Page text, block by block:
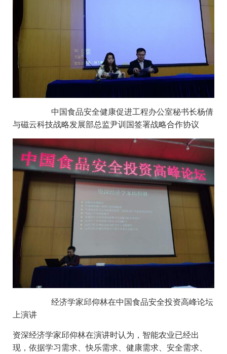
中国食品安全健康促进工程办公室秘书长杨倩
与磁云科技战略发展部总监尹训国签署战略合作协议
经济学家邱仰林在中国食品安全投资高峰论坛
上演讲
资深经济学家邱仰林在演讲时认为，智能农业已经出
现，依据学习需求、快乐需求、健康需求、安全需求、